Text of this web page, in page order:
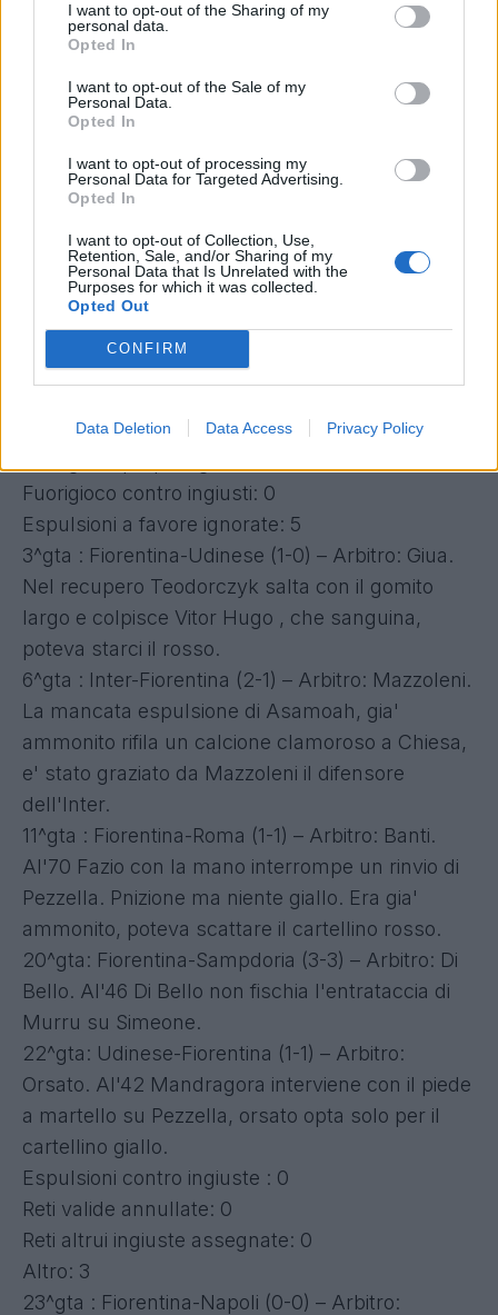
I want to opt-out of the Sharing of my
personal data.
Opted In
I want to opt-out of the Sale of my
Personal Data.
Opted In
I want to opt-out of processing my
Personal Data for Targeted Advertising.
Opted In
I want to opt-out of Collection, Use,
Retention, Sale, and/or Sharing of my
Personal Data that Is Unrelated with the
Purposes for which it was collected.
Opted Out
CONFIRM
Data Deletion Data Access Privacy Policy
6^gta : Inter-Fiorentina (2-1) – Arbitro:
Mazzoleni.Fischiato un “rigorino” pro Inter.
Cross di Candreva , Vitor Hugo è molto vicino ed
ha il braccio sinistro largo. Il pallone appena
aprono ? Mah…), tanto che la palla non cambia
la traettoria.
21^gta : Chievo-Fiorentina (3-4) – Arbitro:
Chiffi.Non convince il rigore assegnato al Chievo
(“quasi una compensazione”) al '38 della ripresa
, il mani di Gerson, il braccio del giocatore e'
attaccato al corpo.
Punizioni contro ingiuste: 0
Fuorigioco contro ingiusti: 0
Espulsioni a favore ignorate: 5
3^gta : Fiorentina-Udinese (1-0) – Arbitro: Giua.
Nel recupero Teodorczyk salta con il gomito
largo e colpisce Vitor Hugo , che sanguina,
poteva starci il rosso.
6^gta : Inter-Fiorentina (2-1) – Arbitro: Mazzoleni.
La mancata espulsione di Asamoah, gia'
ammonito rifila un calcione clamoroso a Chiesa,
e' stato graziato da Mazzoleni il difensore
dell'Inter.
11^gta : Fiorentina-Roma (1-1) – Arbitro: Banti.
Al'70 Fazio con la mano interrompe un rinvio di
Pezzella. Pnizione ma niente giallo. Era gia'
ammonito, poteva scattare il cartellino rosso.
20^gta: Fiorentina-Sampdoria (3-3) – Arbitro: Di
Bello. Al'46 Di Bello non fischia l'entrataccia di
Murru su Simeone.
22^gta: Udinese-Fiorentina (1-1) – Arbitro:
Orsato. Al'42 Mandragora interviene con il piede
a martello su Pezzella, orsato opta solo per il
cartellino giallo.
Espulsioni contro ingiuste : 0
Reti valide annullate: 0
Reti altrui ingiuste assegnate: 0
Altro: 3
23^gta : Fiorentina-Napoli (0-0) – Arbitro: